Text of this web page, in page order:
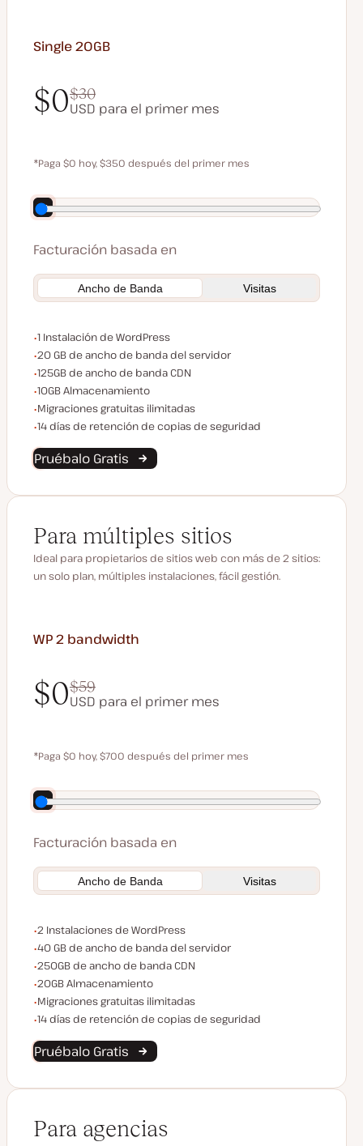
Single 20GB
$0$30
USD para el primer mes
$30
*Paga $0 hoy, $350 después del primer mes
Ahorra 70 $ pagando anualmente
Facturación basada en
Ancho de Banda Visitas
Instalaciones de WordPress
1 Instalación de WordPress
Ancho de banda del servidor
20 GB de ancho de banda del servidor
Ancho de banda CDN
125GB de ancho de banda CDN
Espacio de almacenamiento
10GB Almacenamiento
Migraciones ilimitadas
Migraciones gratuitas ilimitadas
Conservación de Copias de Seguridad
14 días de retención de copias de seguridad
Pruébalo Gratis
Para múltiples sitios
Ideal para propietarios de sitios web con más de 2 sitios:
un solo plan, múltiples instalaciones, fácil gestión.
WP 2 bandwidth
$0$59
USD para el primer mes
$59
*Paga $0 hoy, $700 después del primer mes
Ahorra 140 $ pagando anualmente
Facturación basada en
Ancho de Banda Visitas
Instalaciones de WordPress
2 Instalaciones de WordPress
Ancho de banda del servidor
40 GB de ancho de banda del servidor
Ancho de banda CDN
250GB de ancho de banda CDN
Espacio de almacenamiento
20GB Almacenamiento
Migraciones ilimitadas
Migraciones gratuitas ilimitadas
Conservación de Copias de Seguridad
14 días de retención de copias de seguridad
Pruébalo Gratis
Para agencias